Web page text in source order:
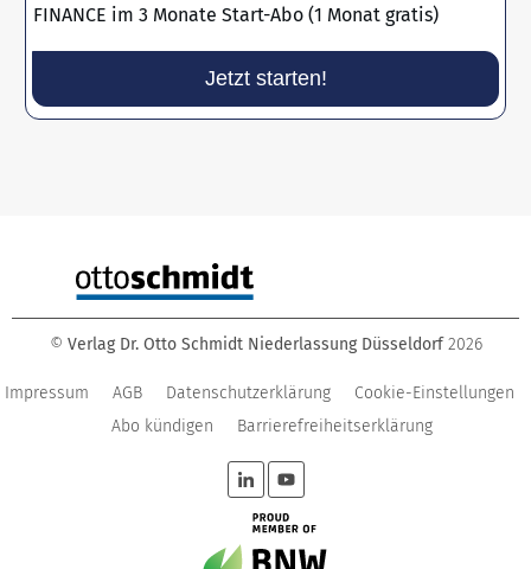
FINANCE im 3 Monate Start-Abo (1 Monat gratis)
Jetzt starten!
© Verlag Dr. Otto Schmidt Niederlassung Düsseldorf 2026
Impressum AGB Datenschutzerklärung
Cookie-Einstellungen
Abo kündigen
Barrierefreiheitserklärung